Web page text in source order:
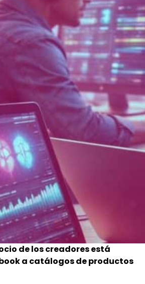
de los creadores está
a catálogos de productos